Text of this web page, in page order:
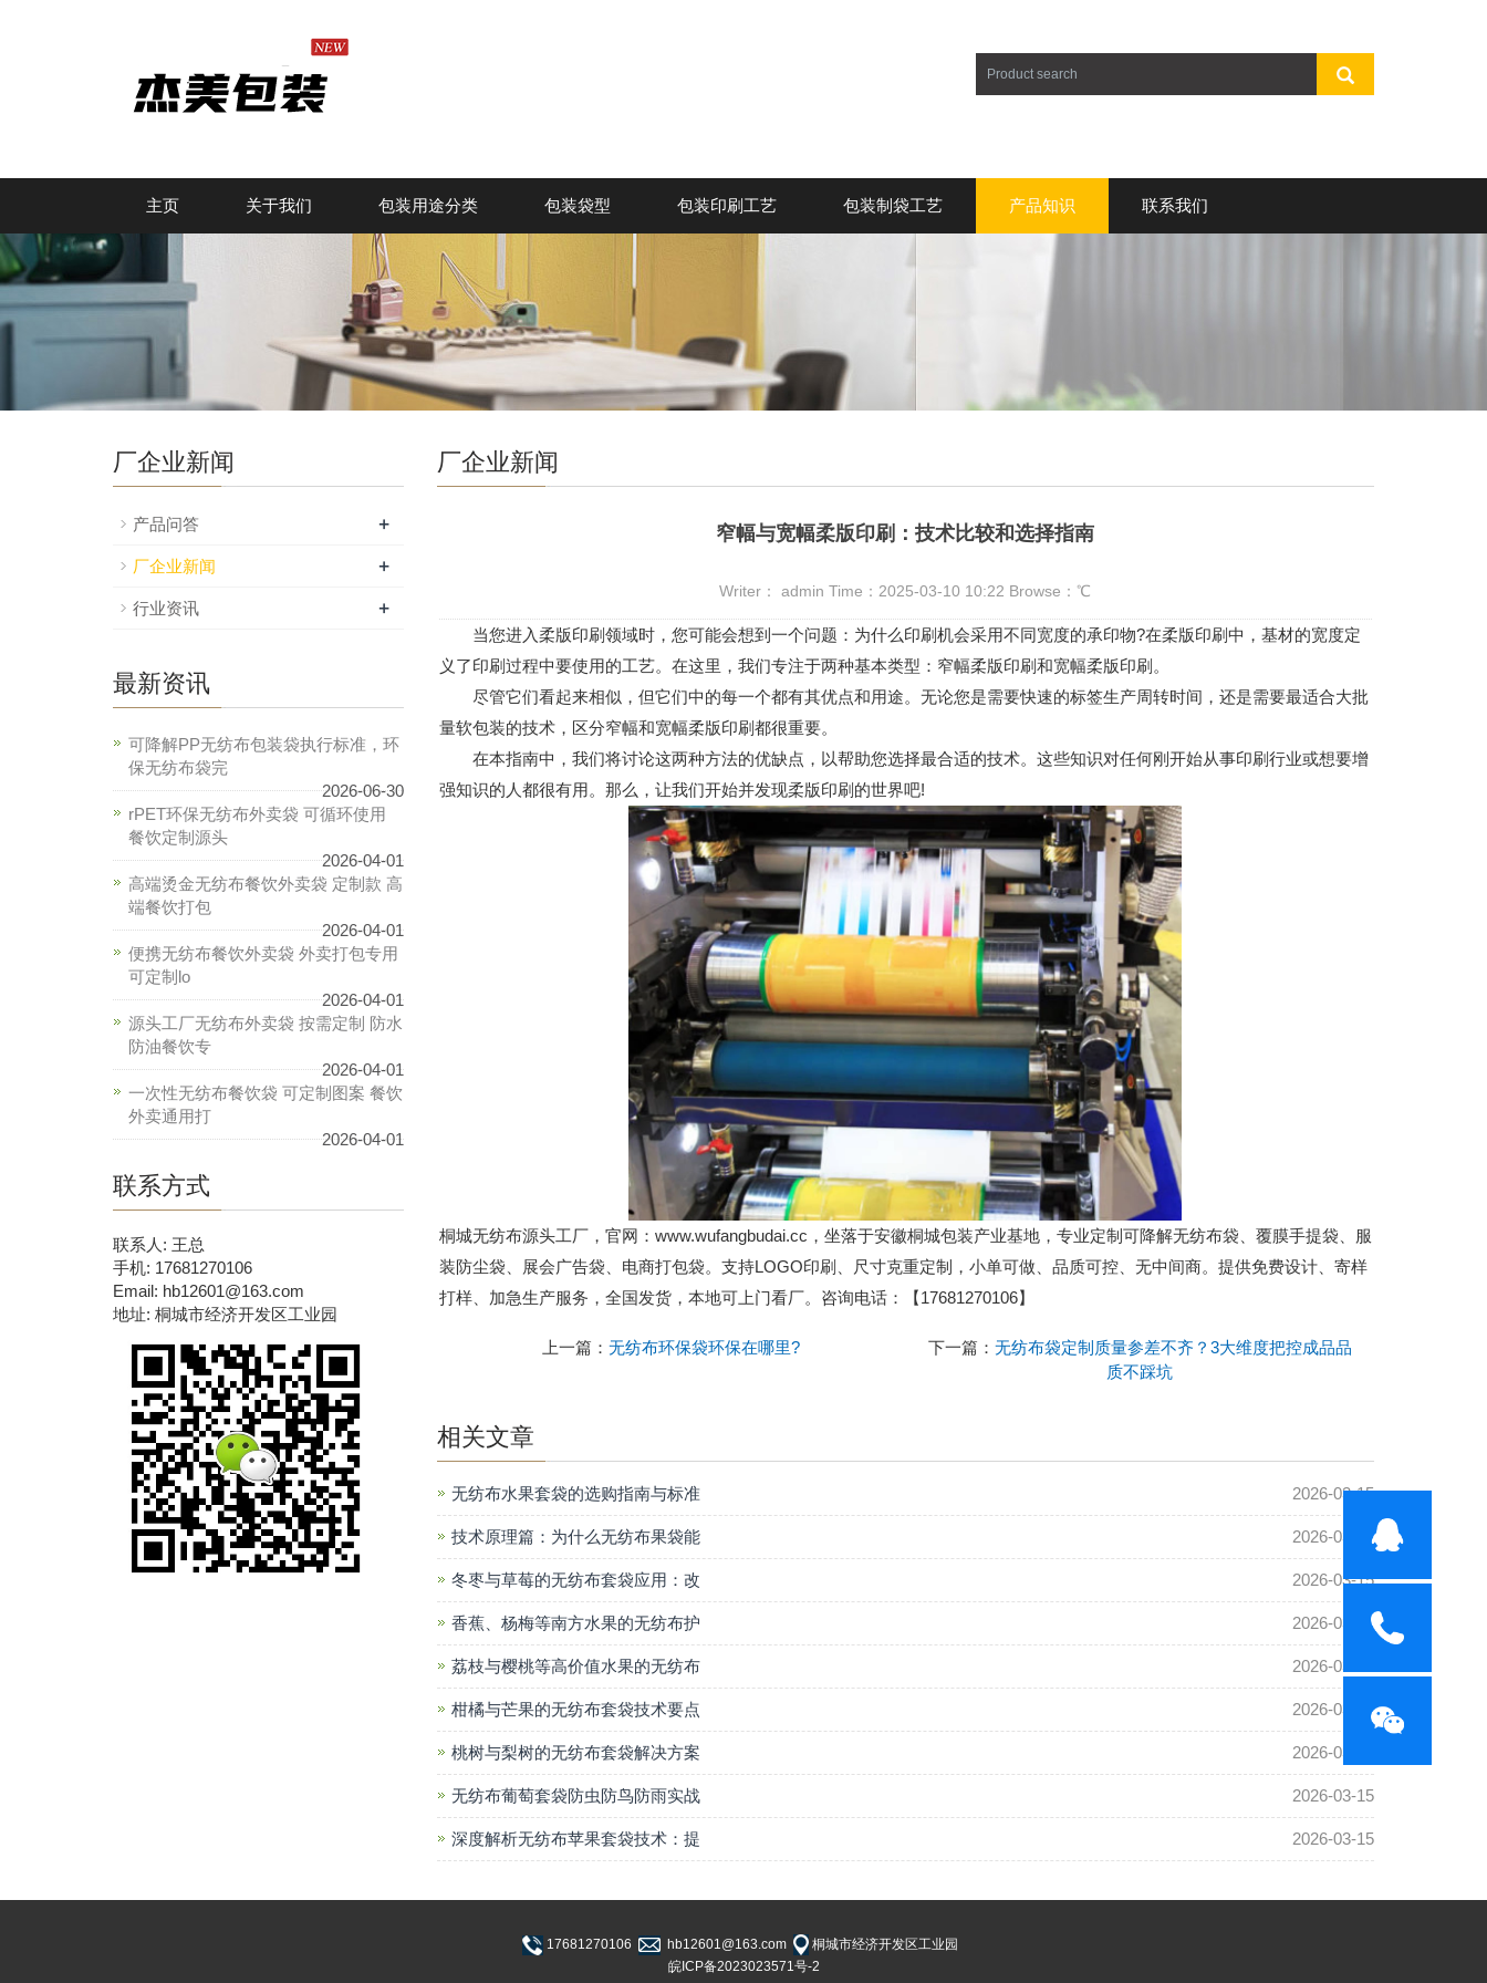
主页 关于我们 包装用途分类 包装袋型 包装印刷工艺 包装制袋工艺 产品知识 联系我们
厂企业新闻
窄幅与宽幅柔版印刷：技术比较和选择指南
Writer： admin Time：2025-03-10 10:22 Browse：℃
当您进入柔版印刷领域时，您可能会想到一个问题：为什么印刷机会采用不同宽度的承印物?在柔版印刷中，基材的宽度定
义了印刷过程中要使用的工艺。在这里，我们专注于两种基本类型：窄幅柔版印刷和宽幅柔版印刷。
尽管它们看起来相似，但它们中的每一个都有其优点和用途。无论您是需要快速的标签生产周转时间，还是需要最适合大批
量软包装的技术，区分窄幅和宽幅柔版印刷都很重要。
在本指南中，我们将讨论这两种方法的优缺点，以帮助您选择最合适的技术。这些知识对任何刚开始从事印刷行业或想要增
强知识的人都很有用。那么，让我们开始并发现柔版印刷的世界吧!
桐城无纺布源头工厂，官网：www.wufangbudai.cc，坐落于安徽桐城包装产业基地，专业定制可降解无纺布袋、覆膜手提袋、服
装防尘袋、展会广告袋、电商打包袋。支持LOGO印刷、尺寸克重定制，小单可做、品质可控、无中间商。提供免费设计、寄样
打样、加急生产服务，全国发货，本地可上门看厂。咨询电话：【17681270106】
上一篇： 无纺布环保袋环保在哪里? 下一篇： 无纺布袋定制质量参差不齐？3大维度把控成品品
质不踩坑
相关文章
无纺布水果套袋的选购指南与标准 2026-03-15
技术原理篇：为什么无纺布果袋能 2026-03-15
冬枣与草莓的无纺布套袋应用：改 2026-03-15
香蕉、杨梅等南方水果的无纺布护 2026-03-15
荔枝与樱桃等高价值水果的无纺布 2026-03-15
柑橘与芒果的无纺布套袋技术要点 2026-03-15
桃树与梨树的无纺布套袋解决方案 2026-03-15
无纺布葡萄套袋防虫防鸟防雨实战 2026-03-15
深度解析无纺布苹果套袋技术：提 2026-03-15
厂企业新闻
产品问答 +
厂企业新闻 +
行业资讯 +
最新资讯
可降解PP无纺布包装袋执行标准，环
保无纺布袋完
2026-06-30
rPET环保无纺布外卖袋 可循环使用
餐饮定制源头
2026-04-01
高端烫金无纺布餐饮外卖袋 定制款 高
端餐饮打包
2026-04-01
便携无纺布餐饮外卖袋 外卖打包专用
可定制lo
2026-04-01
源头工厂无纺布外卖袋 按需定制 防水
防油餐饮专
2026-04-01
一次性无纺布餐饮袋 可定制图案 餐饮
外卖通用打
2026-04-01
联系方式
联系人: 王总
手机: 17681270106
Email: hb12601@163.com
地址: 桐城市经济开发区工业园
17681270106 hb12601@163.com
桐城市经济开发区工业园
皖ICP备2023023571号-2